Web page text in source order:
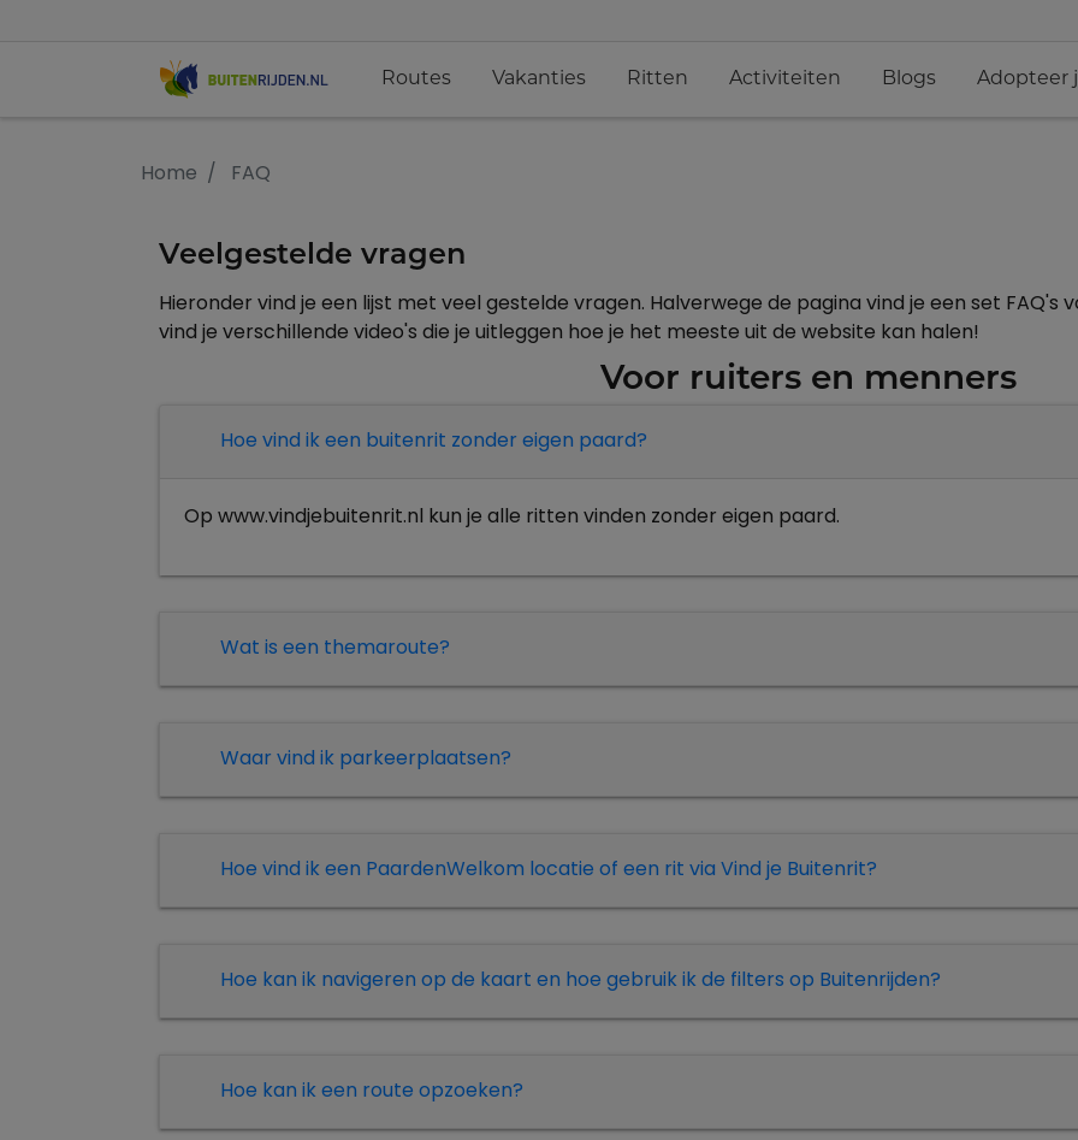
Routes Vakanties Ritten Activiteiten Blogs Adopteer
Home FAQ
Veelgestelde vragen
Hieronder vind je een lijst met veel gestelde vragen. Halverwege de pagina vind je een set
vind je verschillende video's die je uitleggen hoe je het meeste uit de website kan halen!
Voor ruiters en menners
Hoe vind ik een buitenrit zonder eigen paard?
Op www.vindjebuitenrit.nl kun je alle ritten vinden zonder eigen paard.
Wat is een themaroute?
Waar vind ik parkeerplaatsen?
Hoe vind ik een PaardenWelkom locatie of een rit via Vind je Buitenrit?
Hoe kan ik navigeren op de kaart en hoe gebruik ik de filters op Buitenrijden?
Hoe kan ik een route opzoeken?